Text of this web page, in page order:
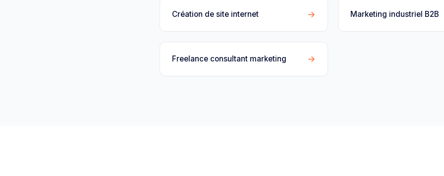
Création de site internet → Marketing industriel B2B
Freelance consultant marketing →